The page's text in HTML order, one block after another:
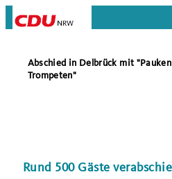
Abschied in Delbrück mit
Trompeten"
Rund 500 Gäste